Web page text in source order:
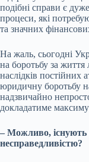
подібні справи є
процеси, які
та значних
На жаль, сьогодні
на боротьбу за життя
наслідків постійних
юридичну боротьбу
надзвичайно
докладатиме
– Можливо, існують
несправедливістю?